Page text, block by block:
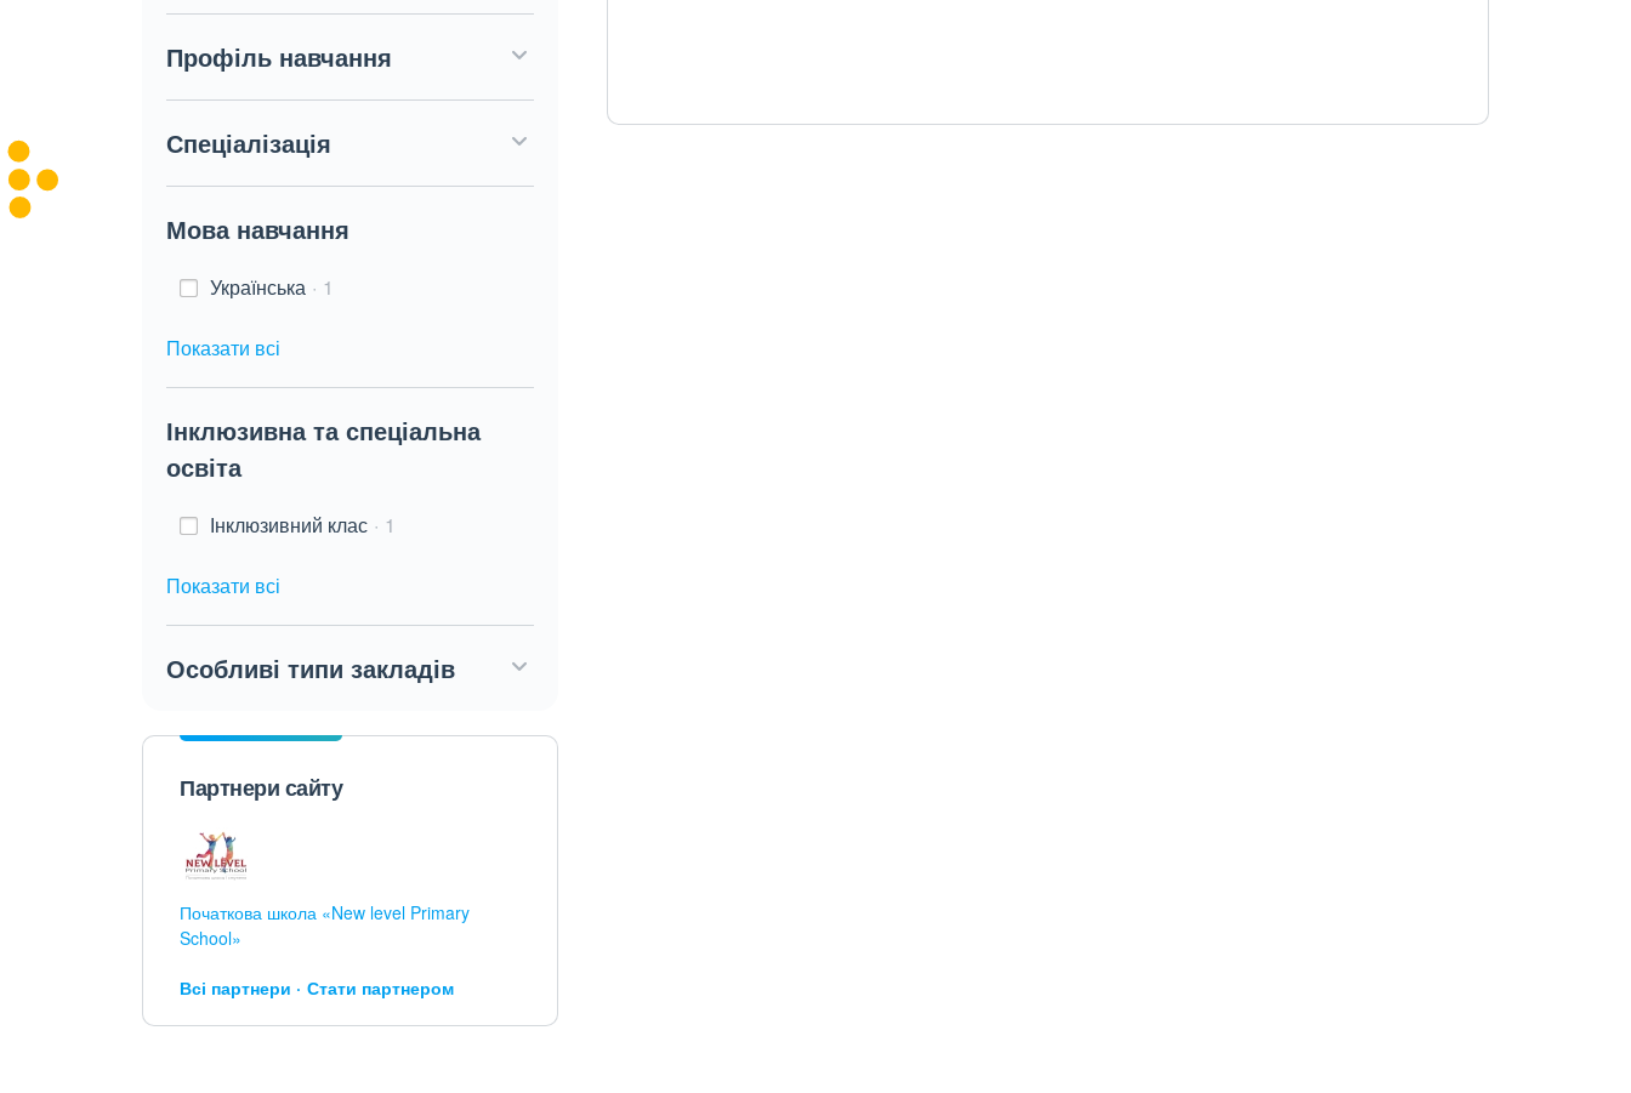
Профіль навчання
Спеціалізація
Мова навчання
Українська 1
Показати всі
Інклюзивна та спеціальна
освіта
Інклюзивний клас 1
Показати всі
Особливі типи закладів
Партнери сайту
Початкова школа «New level Primary
School»
Всі партнери Стати партнером